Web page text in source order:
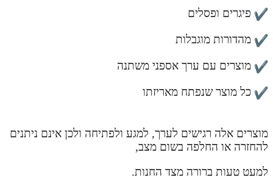
פיגרים ופסלים
מהדורות מוגבלות
מוצרים עם ערך אספני משתנה
כל מוצר שנפתח מאריזתו
מוצרים אלה רגישים לערך, למגע ולפתיחה ולכן אינם ניתנים
להחזרה או החלפה בשום מצב,
למעט טעות ברורה מצד החנות.